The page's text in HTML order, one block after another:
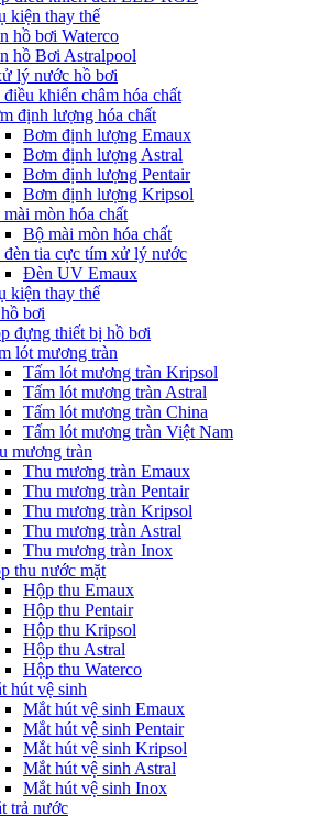
kiện thay thế
hồ bơi Waterco
hồ Bơi Astralpool
lý nước hồ bơi
khiển châm hóa chất
định lượng hóa chất
Bơm định lượng Emaux
Bơm định lượng Astral
Bơm định lượng Pentair
Bơm định lượng Kripsol
mòn hóa chất
Bộ mài mòn hóa chất
đèn tia cực tím xử lý nước
Đèn UV Emaux
kiện thay thế
bơi
đựng thiết bị hồ bơi
lót mương tràn
Tấm lót mương tràn Kripsol
Tấm lót mương tràn Astral
Tấm lót mương tràn China
Tấm lót mương tràn Việt Nam
mương tràn
Thu mương tràn Emaux
Thu mương tràn Pentair
Thu mương tràn Kripsol
Thu mương tràn Astral
Thu mương tràn Inox
thu nước mặt
Hộp thu Emaux
Hộp thu Pentair
Hộp thu Kripsol
Hộp thu Astral
Hộp thu Waterco
hút vệ sinh
Mắt hút vệ sinh Emaux
Mắt hút vệ sinh Pentair
Mắt hút vệ sinh Kripsol
Mắt hút vệ sinh Astral
Mắt hút vệ sinh Inox
trả nước